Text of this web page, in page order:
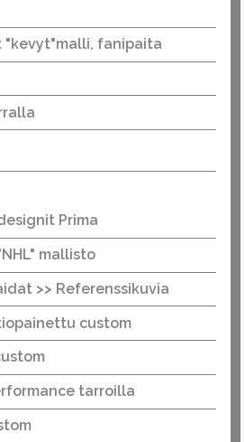
"kevyt"malli, fanipaita
Prima
mallisto
>> Referenssikuvia
custom
tarroilla